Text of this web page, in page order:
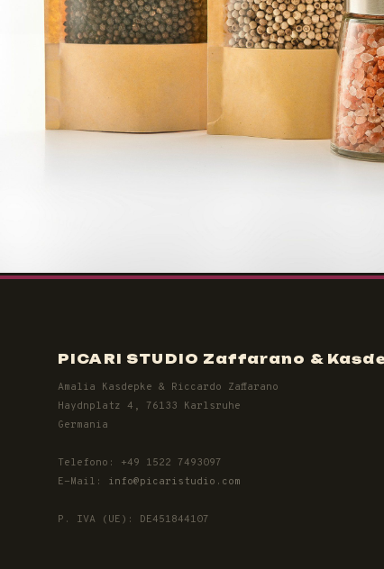
PICARI STUDIO Zaffarano &
Amalia Kasdepke & Riccardo Zaffarano
Haydnplatz 4, 76133 Karlsruhe
Germania
Telefono: +49 1522 7493097
E-Mail: info@picaristudio.com
P. IVA (UE): DE451844107